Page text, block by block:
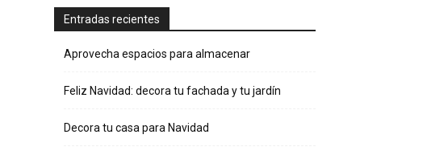
Entradas recientes
Aprovecha espacios para almacenar
Feliz Navidad: decora tu fachada y tu jardín
Decora tu casa para Navidad